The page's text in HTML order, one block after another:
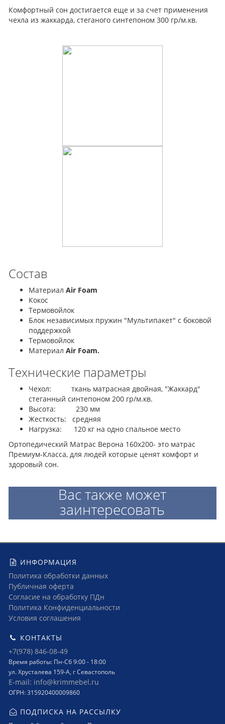
Комфортный сон достигается еще и за счет применения
чехла из жаккарда, стеганого синтепоном 300 гр/м.кв.
Состав
МатериалAir Foam
Кокос
Термовойлок
Блок независимых пружин "Мультипакет" с боковой
поддержкой
Термовойлок
МатериалAir Foam.
Технические параметры
Чехол: ткань матрасная двойная, "Жаккард"
стеганный синтепоном 200 гр/м.кв.
Высота: 230 мм
Жесткость: средняя
Нагрузка: 120 кг на одно спальное место
Ортопедический Матрас Верона 160x200- это матрас
Премиум-Класса, для людей которые ценят комфорт и
здоровый сон.
Вас также может
заинтересовать
ИНФОРМАЦИЯ
Политика обработки данных
Публичная оферта
Согласие на обработку ПДн
Политика Конфиденциальности
Условия соглашения
КОНТАКТЫ
+7(978) 846-08-49
Время работы: Пн-Сб 9:00 - 18:00
ул. Хрусталева 159-А, г Севастополь
E-mail: info@krimmebel.ru
ОГРН: 315920400009860
ПОДПИСКА НА РАССЫЛКУ